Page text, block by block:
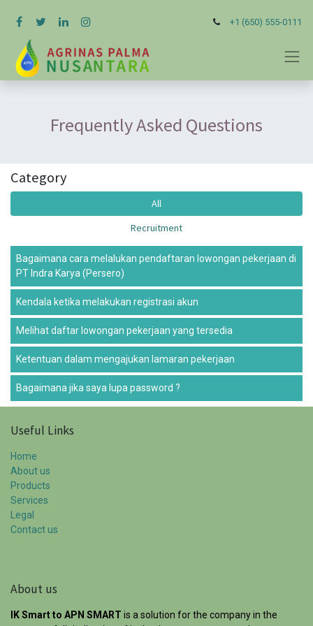
+1 (650) 555-0111
Frequently Asked Questions
Category
All
Recruitment
Bagaimana cara melalukan pendaftaran lowongan pekerjaan di
PT Indra Karya (Persero)
Kendala ketika melakukan registrasi akun
Melihat daftar lowongan pekerjaan yang tersedia
Ketentuan dalam mengajukan lamaran pekerjaan
Bagaimana jika saya lupa password ?
Useful Links
Home
About us
Products
Services
Legal
Contact us
About us
IK Smart to APN SMART is a solution for the company in the